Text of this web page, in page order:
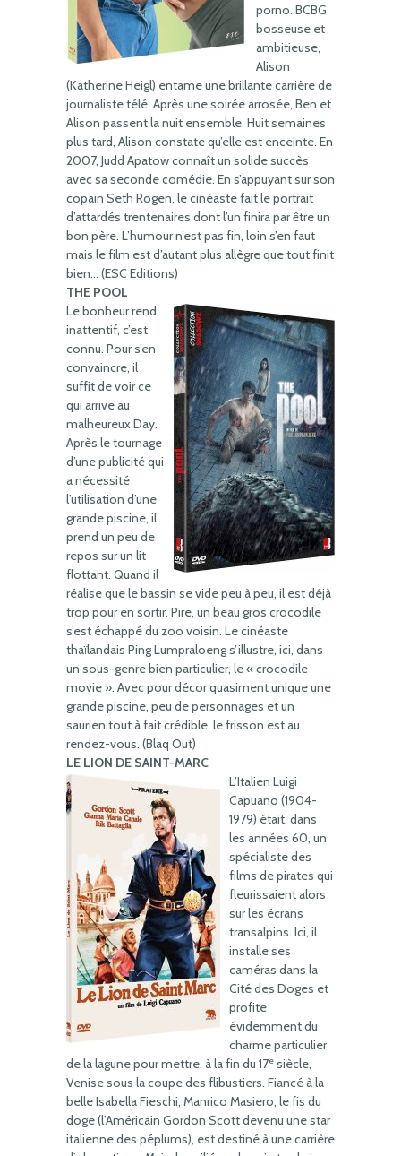
porno. BCBG
bosseuse et
ambitieuse,
Alison
(Katherine Heigl) entame une brillante carrière de
journaliste télé. Après une soirée arrosée, Ben et
Alison passent la nuit ensemble. Huit semaines
plus tard, Alison constate qu’elle est enceinte. En
2007, Judd Apatow connaît un solide succès
avec sa seconde comédie. En s’appuyant sur son
copain Seth Rogen, le cinéaste fait le portrait
d’attardés trentenaires dont l’un finira par être un
bon père. L’humour n’est pas fin, loin s’en faut
mais le film est d’autant plus allègre que tout finit
bien… (ESC Editions)
THE POOL
Le bonheur rend
inattentif, c’est
connu. Pour s’en
convaincre, il
suffit de voir ce
qui arrive au
malheureux Day.
Après le tournage
d’une publicité qui
a nécessité
l’utilisation d’une
grande piscine, il
prend un peu de
repos sur un lit
flottant. Quand il
réalise que le bassin se vide peu à peu, il est déjà
trop pour en sortir. Pire, un beau gros crocodile
s’est échappé du zoo voisin. Le cinéaste
thaïlandais Ping Lumpraloeng s’illustre, ici, dans
un sous-genre bien particulier, le « crocodile
movie ». Avec pour décor quasiment unique une
grande piscine, peu de personnages et un
saurien tout à fait crédible, le frisson est au
rendez-vous. (Blaq Out)
LE LION DE SAINT-MARC
L’Italien Luigi
Capuano (1904-
1979) était, dans
les années 60, un
spécialiste des
films de pirates qui
fleurissaient alors
sur les écrans
transalpins. Ici, il
installe ses
caméras dans la
Cité des Doges et
profite
évidemment du
charme particulier
de la lagune pour mettre, à la fin du 17e siècle,
Venise sous la coupe des flibustiers. Fiancé à la
belle Isabella Fieschi, Manrico Masiero, le fis du
doge (l’Américain Gordon Scott devenu une star
italienne des péplums), est destiné à une carrière